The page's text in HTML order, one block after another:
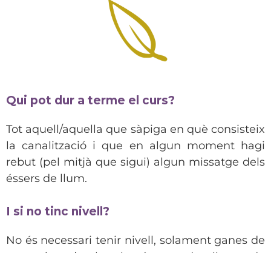
Qui pot dur a terme el curs?
Tot aquell/aquella que sàpiga en què consisteix
la canalització i que en algun moment hagi
rebut (pel mitjà que sigui) algun missatge dels
éssers de llum.
I si no tinc nivell?
No és necessari tenir nivell, solament ganes de